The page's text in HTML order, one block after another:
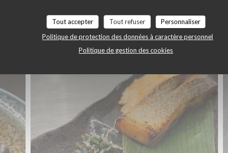
Tout accepter Tout refuser
Personnaliser
Politique de protection des données à caractère personnel
Politique de gestion des cookies